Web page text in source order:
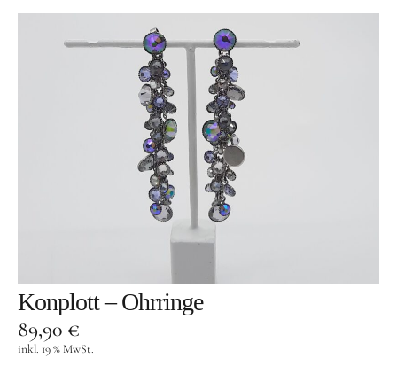
Konplott – Ohrringe
89,90 €
inkl. 19 % MwSt.